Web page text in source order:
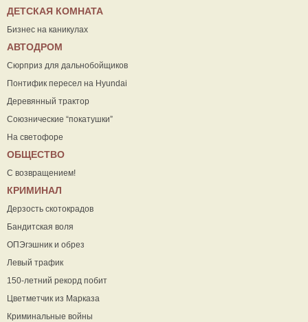
ДЕТСКАЯ КОМНАТА
Бизнес на каникулах
АВТОДРОМ
Сюрприз для дальнобойщиков
Понтифик пересел на Hyundai
Деревянный трактор
Союзнические “покатушки”
На светофоре
ОБЩЕСТВО
С возвращением!
КРИМИНАЛ
Дерзость скотокрадов
Бандитская воля
ОПЭгэшник и обрез
Левый трафик
150-летний рекорд побит
Цветметчик из Марказа
Криминальные войны